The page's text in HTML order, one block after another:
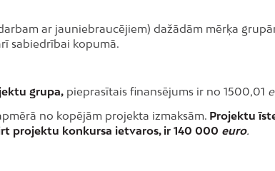
ar jauniebraucējiem) dažādām mērķa
sabiedrībai kopumā.
grupa, pieprasītais finansējums ir no 1500,01
no kopējām projekta izmaksām. Projektu
projektu konkursa ietvaros, ir 140 000 euro.